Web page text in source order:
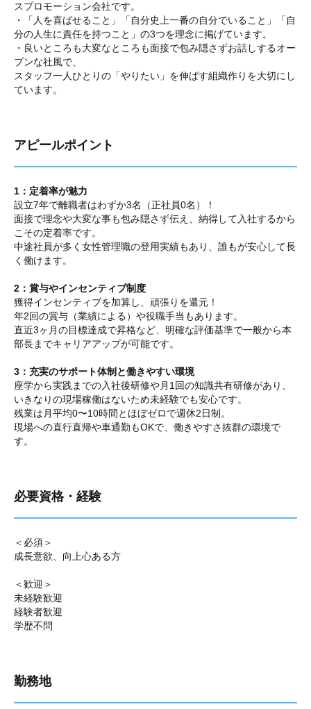
スプロモーション会社です。
・「人を喜ばせること」「自分史上一番の自分でいること」「自
分の人生に責任を持つこと」の3つを理念に掲げています。
・良いところも大変なところも面接で包み隠さずお話しするオー
プンな社風で、
スタッフ一人ひとりの「やりたい」を伸ばす組織作りを大切にし
ています。
アピールポイント
1：定着率が魅力
設立7年で離職者はわずか3名（正社員0名）！
面接で理念や大変な事も包み隠さず伝え、納得して入社するから
こその定着率です。
中途社員が多く女性管理職の登用実績もあり、誰もが安心して長
く働けます。
2：賞与やインセンティブ制度
獲得インセンティブを加算し、頑張りを還元！
年2回の賞与（業績による）や役職手当もあります。
直近3ヶ月の目標達成で昇格など、明確な評価基準で一般から本
部長までキャリアアップが可能です。
3：充実のサポート体制と働きやすい環境
座学から実践までの入社後研修や月1回の知識共有研修があり、
いきなりの現場稼働はないため未経験でも安心です。
残業は月平均0〜10時間とほぼゼロで週休2日制。
現場への直行直帰や車通勤もOKで、働きやすさ抜群の環境で
す。
必要資格・経験
＜必須＞
成長意欲、向上心ある方
＜歓迎＞
未経験歓迎
経験者歓迎
学歴不問
勤務地